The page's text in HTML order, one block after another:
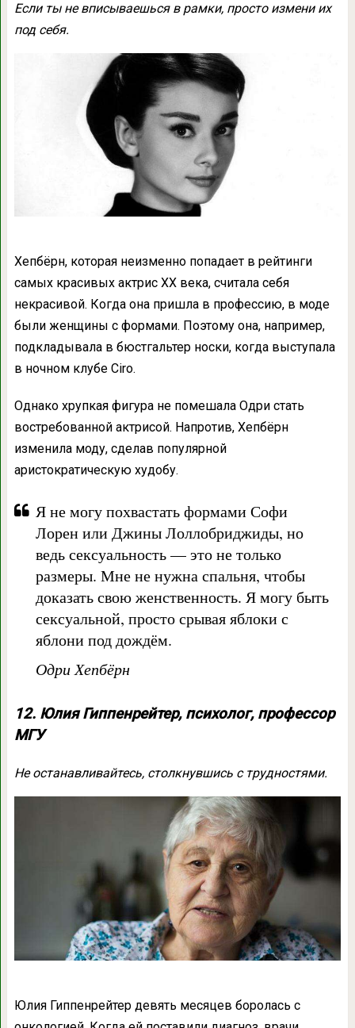
Если ты не вписываешься в рамки, просто измени их
под себя.
Хепбёрн, которая неизменно попадает в рейтинги
самых красивых актрис ХХ века, считала себя
некрасивой. Когда она пришла в профессию, в моде
были женщины с формами. Поэтому она, например,
подкладывала в бюстгальтер носки, когда выступала
в ночном клубе Ciro.
Однако хрупкая фигура не помешала Одри стать
востребованной актрисой. Напротив, Хепбёрн
изменила моду, сделав популярной
аристократическую худобу.
Я не могу похвастать формами Софи
Лорен или Джины Лоллобриджиды, но
ведь сексуальность — это не только
размеры. Мне не нужна спальня, чтобы
доказать свою женственность. Я могу быть
сексуальной, просто срывая яблоки с
яблони под дождём.
Одри Хепбёрн
12. Юлия Гиппенрейтер, психолог, профессор
МГУ
Не останавливайтесь, столкнувшись с трудностями.
Юлия Гиппенрейтер девять месяцев боролась с